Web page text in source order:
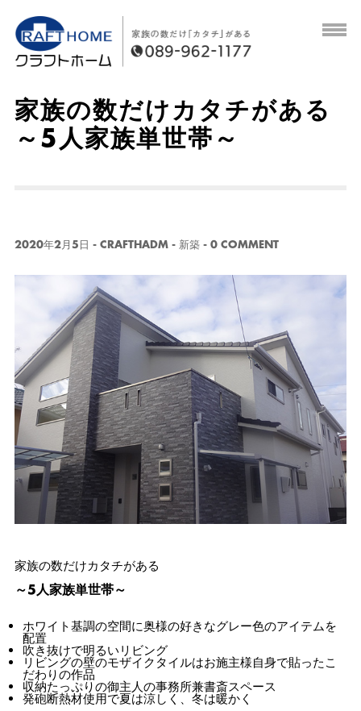
家族の数だけカタチがある
～5人家族単世帯～
2020年2月5日 - CRAFTHADM - 新築 - 0 COMMENT
家族の数だけカタチがある
～5人家族単世帯～
ホワイト基調の空間に奥様の好きなグレー色のアイテムを
配置
吹き抜けで明るいリビング
リビングの壁のモザイクタイルはお施主様自身で貼ったこ
だわりの作品
収納たっぷりの御主人の事務所兼書斎スペース
発砲断熱材使用で夏は涼しく、冬は暖かく